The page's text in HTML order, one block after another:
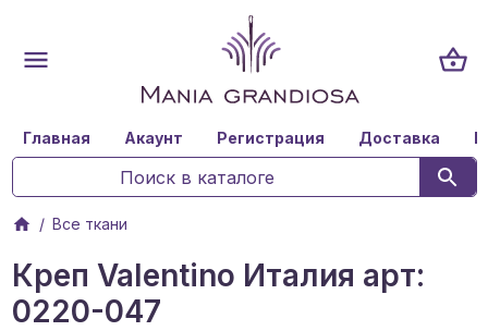
Главная Акаунт Регистрация Доставка
Все ткани
Креп Valentino Италия арт:
0220-047